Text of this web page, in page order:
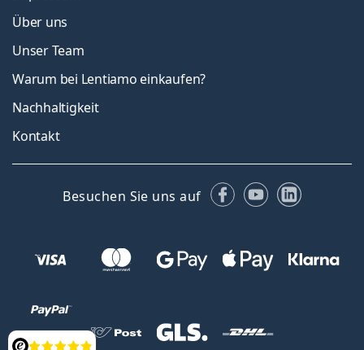
Über uns
Unser Team
Warum bei Lentiamo einkaufen?
Nachhaltigkeit
Kontakt
Besuchen Sie uns auf Facebook
YouTubeLinkedIn